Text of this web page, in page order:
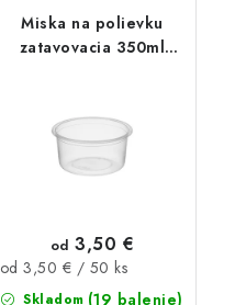
Miska na polievku
zatavovacia 350ml
Skladom (19 balenie)
od 3,50 €
Jednotková
cena:
od 3,50 € / 50 ks